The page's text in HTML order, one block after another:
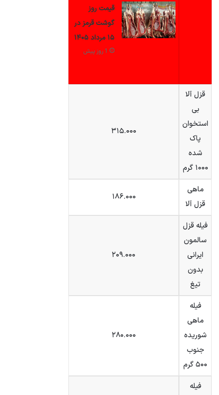
قیمت روز
گوشت قرمز در
۱۵ مرداد ۱۴۰۵
1 روز پیش
قزل آلا
بی
استخوان
پاک
شده
۱۰۰۰ گرم
۳۱۵.۰۰۰
ماهی
قزل آلا
۱۸۶.۰۰۰
فیله قزل
سالمون
ایرانی
بدون
تیغ
۲۰۹.۰۰۰
فیله
ماهی
شوریده
جنوب
۵۰۰ گرم
۲۸۰.۰۰۰
فیله